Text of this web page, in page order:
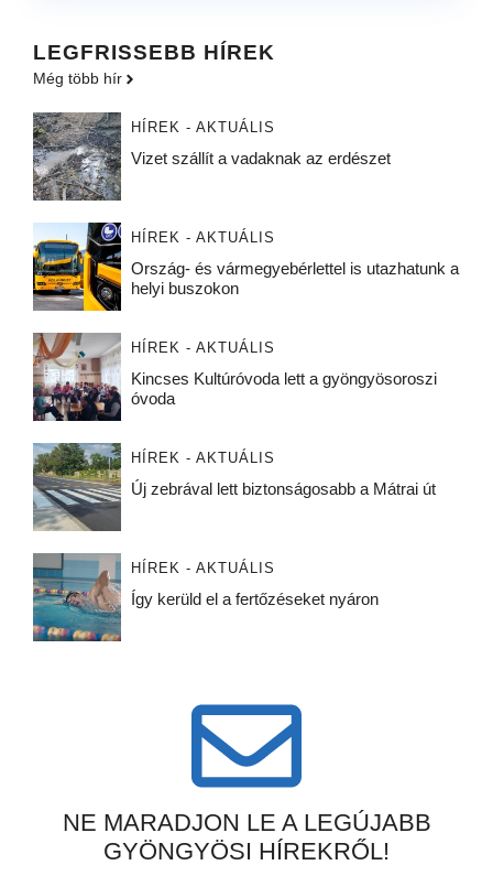
LEGFRISSEBB HÍREK
Még több hír
HÍREK - AKTUÁLIS
Vizet szállít a vadaknak az erdészet
HÍREK - AKTUÁLIS
Ország- és vármegyebérlettel is utazhatunk a
helyi buszokon
HÍREK - AKTUÁLIS
Kincses Kultúróvoda lett a gyöngyösoroszi
óvoda
HÍREK - AKTUÁLIS
Új zebrával lett biztonságosabb a Mátrai út
HÍREK - AKTUÁLIS
Így kerüld el a fertőzéseket nyáron
NE MARADJON LE A LEGÚJABB
GYÖNGYÖSI HÍREKRŐL!